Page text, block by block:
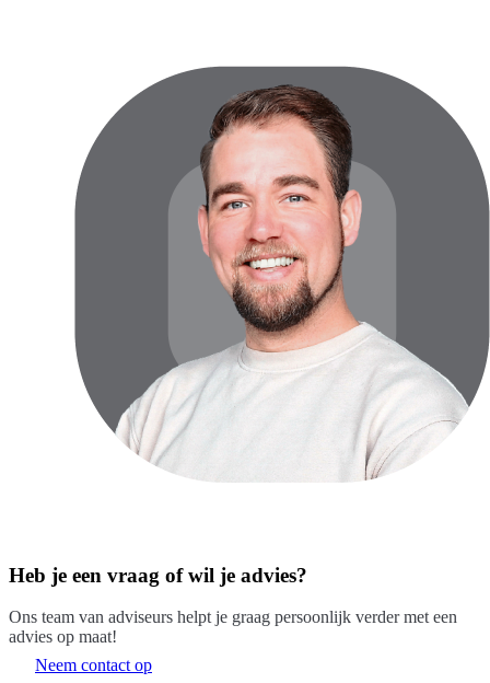
Eco45-absorbers zijn gemaakt van gerecycled PET (thermisch
gebonden, zonder chemische bindmiddelen) en stevig bevestigd met
lijm op waterbasis.
Dakabsorber: gerecycled PET-vilt op basis van gerecyclede
plantaardige katoenvezels. Euroklasse F (UNE EN ISO 11925-
Wandabsorberplaten op niveau D (gerecycled PET-vilt): EN 13501-
1+A1: B-s1 do. ASTM E-84-18: Klasse A
Wandabsorber Eco45 op niveau C (gerecycled PET): Klasse C – s3,
d0 (DIN EN 13501-1: 2010)
MDF: Optioneel
Heb je een vraag of wil je advies?
Ons team van adviseurs helpt je graag persoonlijk verder met een
advies op maat!
Neem contact op